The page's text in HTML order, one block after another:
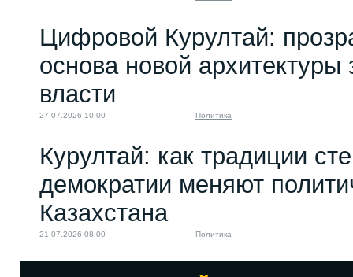
Цифровой Курултай:
основа новой архитектуры
власти
27.07.2026 10:00 Политика
Курултай: как традиции
демократии меняют
Казахстана
21.07.2026 08:00 Политика